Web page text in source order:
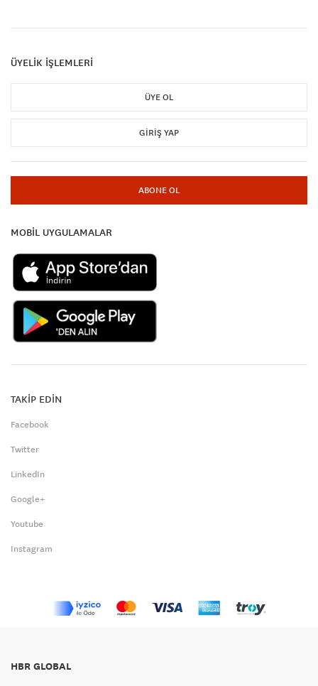
ÜYELİK İŞLEMLERİ
ÜYE OL
GIRIŞ YAP
ABONE OL
MOBİL UYGULAMALAR
TAKİP EDİN
Facebook
Twitter
LinkedIn
Google+
Youtube
Instagram
HBR GLOBAL